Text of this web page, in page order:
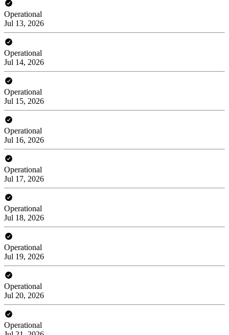
Operational
Jul 13, 2026
Operational
Jul 14, 2026
Operational
Jul 15, 2026
Operational
Jul 16, 2026
Operational
Jul 17, 2026
Operational
Jul 18, 2026
Operational
Jul 19, 2026
Operational
Jul 20, 2026
Operational